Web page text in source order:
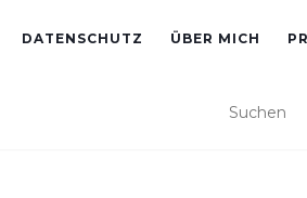
DATENSCHUTZ ÜBER MICH